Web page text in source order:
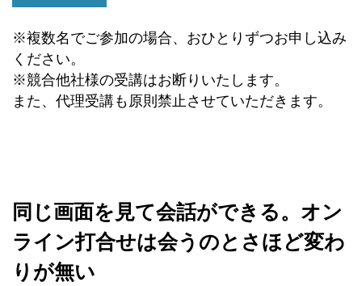
※複数名でご参加の場合、おひとりずつお申し込み
ください。
※競合他社様の受講はお断りいたします。
また、代理受講も原則禁止させていただきます。
同じ画面を見て会話ができる。オン
ライン打合せは会うのとさほど変わ
りが無い